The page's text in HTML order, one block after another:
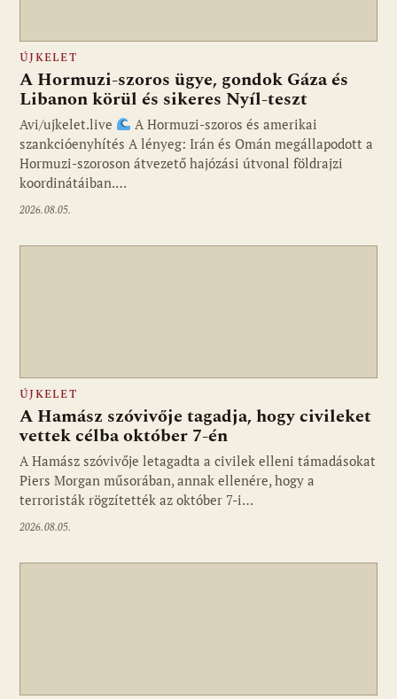
ÚJKELET
A Hormuzi-szoros ügye, gondok Gáza és
Libanon körül és sikeres Nyíl-teszt
Avi/ujkelet.live
A Hormuzi-szoros és amerikai
szankcióenyhítés A lényeg: Irán és Omán megállapodott a
Hormuzi-szoroson átvezető hajózási útvonal földrajzi
koordinátáiban.…
2026.08.05.
ÚJKELET
A Hamász szóvivője tagadja, hogy civileket
vettek célba október 7-én
A Hamász szóvivője letagadta a civilek elleni támadásokat
Piers Morgan műsorában, annak ellenére, hogy a
terroristák rögzítették az október 7-i…
2026.08.05.